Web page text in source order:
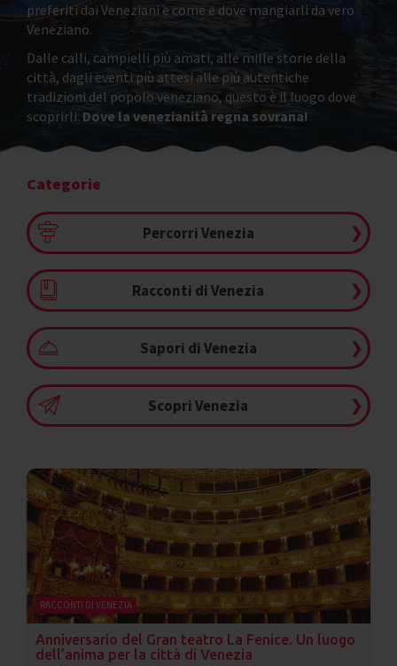
preferiti dai Veneziani e come e dove mangiarli da vero
Veneziano.
Dalle calli, campielli più amati, alle mille storie della
città, dagli eventi più attesi alle più autentiche
tradizioni del popolo veneziano, questo è il luogo dove
scoprirli. Dove la venezianità regna sovrana!
Categorie
Percorri Venezia ❯
Racconti di Venezia ❯
Sapori di Venezia ❯
Scopri Venezia ❯
RACCONTI DI VENEZIA
Anniversario del Gran teatro La Fenice. Un luogo
dell’anima per la città di Venezia